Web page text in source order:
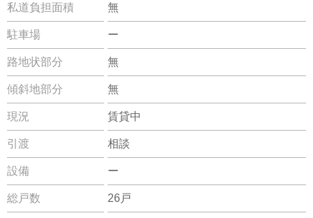
私道負担面積 無
駐車場 ー
路地状部分 無
傾斜地部分 無
現況 賃貸中
引渡 相談
設備 ー
総戸数 26戸